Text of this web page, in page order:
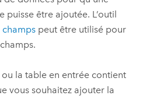
puisse être ajoutée. L’outil
peut être utilisé pour
ou la table en entrée contient
vous souhaitez ajouter la